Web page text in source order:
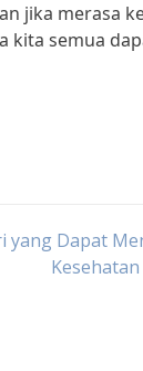
jika merasa
kita semua
yang Dapat